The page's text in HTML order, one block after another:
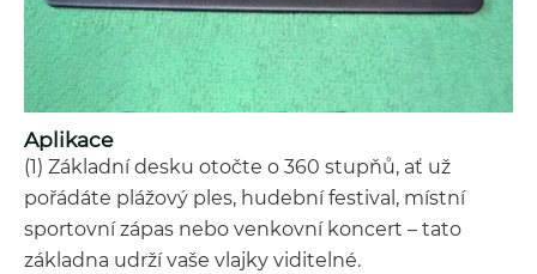
Aplikace
(1) Základní desku otočte o 360 stupňů, ať už
pořádáte plážový ples, hudební festival, místní
sportovní zápas nebo venkovní koncert – tato
základna udrží vaše vlajky viditelné.